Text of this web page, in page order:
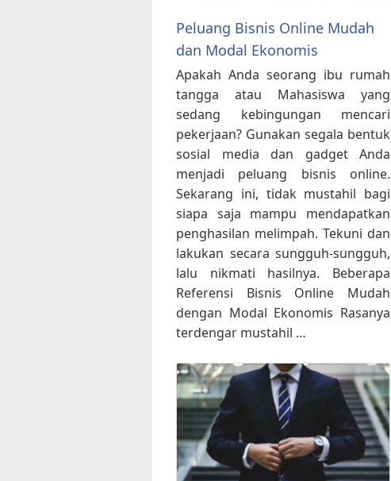
Peluang Bisnis Online Mudah
dan Modal Ekonomis
Apakah Anda seorang ibu rumah
tangga atau Mahasiswa yang
sedang kebingungan mencari
pekerjaan? Gunakan segala bentuk
sosial media dan gadget Anda
menjadi peluang bisnis online.
Sekarang ini, tidak mustahil bagi
siapa saja mampu mendapatkan
penghasilan melimpah. Tekuni dan
lakukan secara sungguh-sungguh,
lalu nikmati hasilnya. Beberapa
Referensi Bisnis Online Mudah
dengan Modal Ekonomis Rasanya
terdengar mustahil …